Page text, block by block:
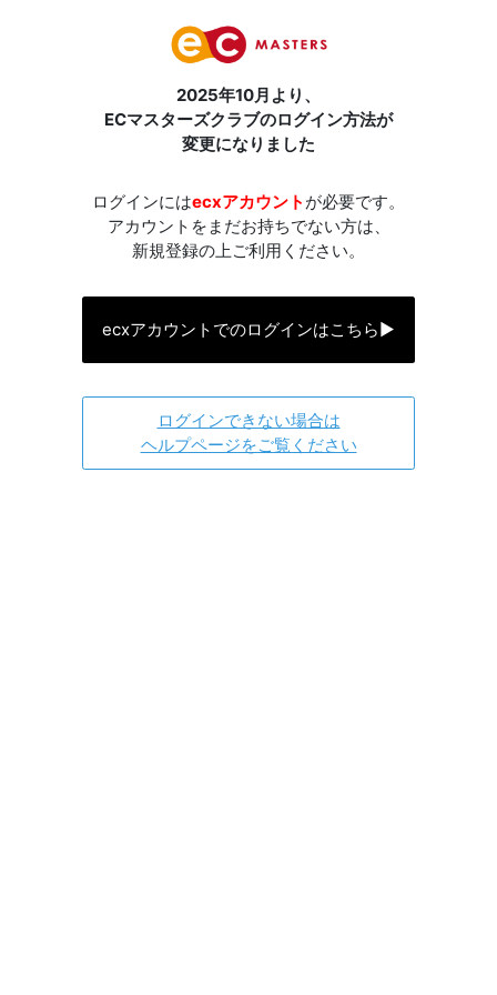
2025年10月より、
ECマスターズクラブのログイン方法が
変更になりました
ログインにはecxアカウント が必要です。
アカウントをまだお持ちでない方は、
新規登録の上ご利用ください。
ecxアカウントでのログインはこちら▶
ログインできない場合は
ヘルプページをご覧ください